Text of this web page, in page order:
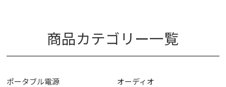
商品カテゴリー一覧
ポータブル電源 オーディオ